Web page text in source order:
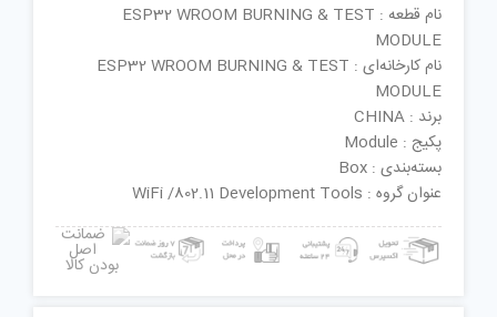
نام قطعه : ESP32 WROOM BURNING & TEST
MODULE
نام کارخانه‌ای : ESP32 WROOM BURNING & TEST
MODULE
برند : CHINA
پکیج : Module
بسته‌بندی : Box
عنوان گروه : WiFi /802.11 Development Tools